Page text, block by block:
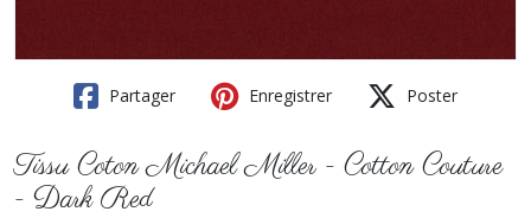
Partager Enregistrer Poster
Tissu Coton Michael Miller - Cotton Couture
- Dark Red